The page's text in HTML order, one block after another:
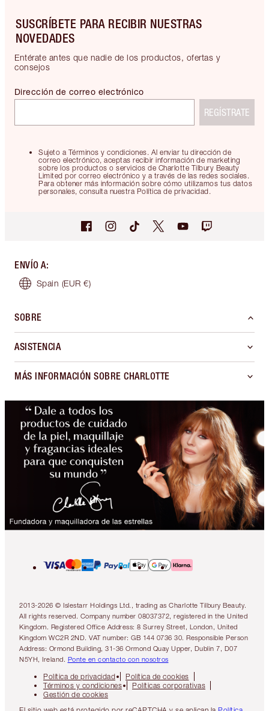
SUSCRÍBETE PARA RECIBIR NUESTRAS
NOVEDADES
Entérate antes que nadie de los productos, ofertas y
consejos
Sujeto a Términos y condiciones. Al enviar tu dirección de
correo electrónico, aceptas recibir información de marketing
sobre los productos o servicios de Charlotte Tilbury Beauty
Limited por correo electrónico y a través de las redes sociales.
Para obtener más información sobre cómo utilizamos tus datos
personales, consulta nuestra Política de privacidad.
Dirección de correo electrónico
REGÍSTRATE
ENVÍO A:
Spain (EUR €)
SOBRE
ASISTENCIA
MÁS INFORMACIÓN SOBRE CHARLOTTE
2013-2026 © Islestarr Holdings Ltd., trading as Charlotte Tilbury Beauty.
All rights reserved. Company number 08037372, registered in the United
Kingdom. Registered Office Address: 8 Surrey Street, London, United
Kingdom WC2R 2ND. VAT number: GB 144 0736 30. Responsible Person
Address: Ormond Building, 31-36 Ormond Quay Upper, Dublin 7, D07
N5YH, Ireland. Ponte en contacto con nosotros
Política de privacidad
Política de cookies
Términos y condiciones
Políticas corporativas
Gestión de cookies